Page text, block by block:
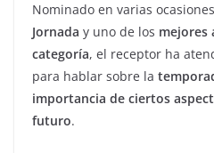
Nominado en varias
Jornada y uno de los mejores
categoría, el receptor ha
para hablar sobre la
importancia de ciertos
futuro.